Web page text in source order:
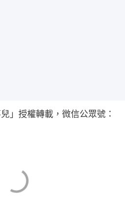
」授權轉載，微信公眾號：